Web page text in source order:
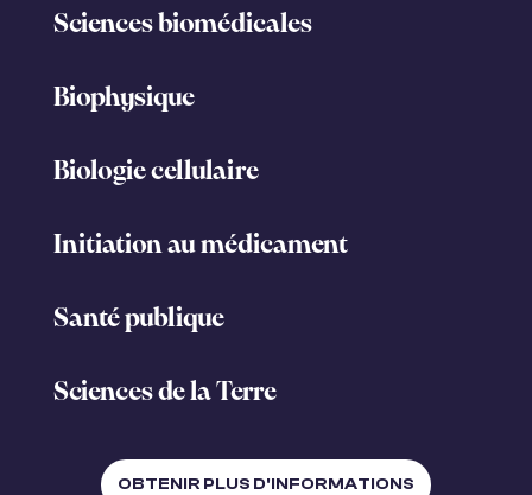
Sciences biomédicales
Biophysique
Biologie cellulaire
Initiation au médicament
Santé publique
Sciences de la Terre
OBTENIR PLUS D'INFORMATIONS